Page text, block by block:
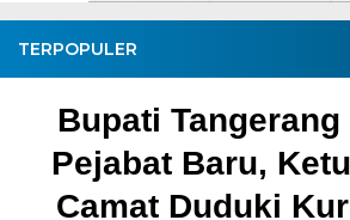
TERPOPULER
Bupati
Pejabat Baru,
Camat Duduki